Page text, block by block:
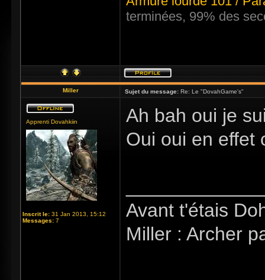
terminées, 99% des
Miller Sujet du message: Re: Le "DovahGame's"
Apprenti Dovahkiin
Inscrit le: 31 Jan 2013, 15:12
Messages: 7
Ah bah oui je
Oui oui en effet
Avant t'étais
Miller : Archer